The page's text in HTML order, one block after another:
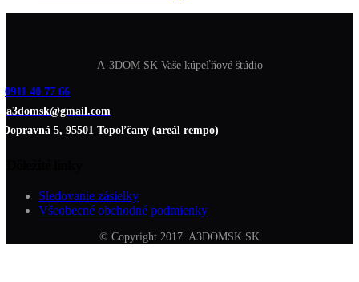
A-3DOM SK Vaše kúpeľňové štúdio
0911 40 77 66
a3domsk@gmail.com
Dopravná 5, 95501 Topoľčany (areál rempo)
Sledovanie zásielky
Všeobecné obchodné podmienky
© Copyright 2017. A3DOMSK.SK